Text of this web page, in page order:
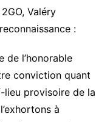
Valéry
:
de l’honorable
conviction quant
lieu provisoire de la
à